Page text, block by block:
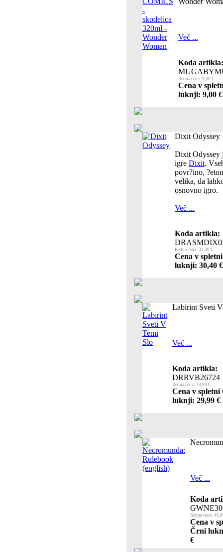
Več ...
Koda artikla:
Redna cena: 9,00 €
Cena v
luknji: 9,00 €
Dixit Odyssey
Dixit Odyssey
igre Dixit.
povr?ino,
velika, da
osnovno igro.
Več ...
Koda artikla:
Redna cena: 32,00 €
Cena v
luknji: 30,40 €
Labirint Sveti
Več ...
Koda artikla:
DRRVB26724
Redna cena: 29,99 €
Cena v
luknji: 29,99 €
Več ...
Koda
Redna cena:
Cena v
Črni
€